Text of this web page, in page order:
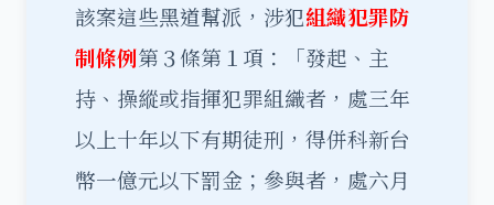
該案這些黑道幫派，涉犯組織犯罪防
制條例第３條第１項：「發起、主
持、操縱或指揮犯罪組織者，處三年
以上十年以下有期徒刑，得併科新台
幣一億元以下罰金；參與者，處六月